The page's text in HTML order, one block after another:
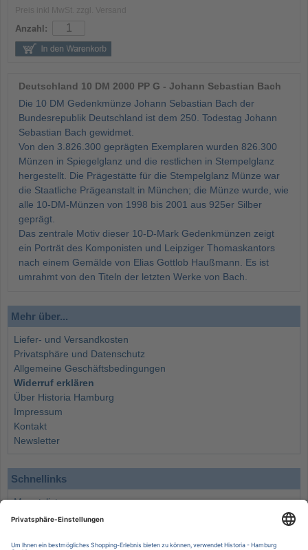
Anzahl:
Deutschland 10 DM 2000 PP G - Johann Sebastian Bach
Die 10 DM Gedenkmünze Johann Sebastian Bach der
Bundesrepublik Deutschland ist dem 250. Todestag Johann
Sebastian Bach gewidmet.
Von den 3.826.300 geprägten Exemplaren wurden 826.300
Münzen in Spiegelglanz und die restlichen in Stempelglanz
hergestellt. Die Prägestätte für die Stempelglanz Münze war
die Staatliche Prägeanstalt in München; die Münze wurde, wie
alle 10-DM-Münzen von 1998 bis 2001 aus 925er Silber
geprägt.
Das zentrale Motiv dieser 10-D-Mark Gedenkmünzen zeigt
ein Porträt des Komponisten und Leipziger Thomaskantors
nach einem Gemälde von Elias Gottlob Haußmann. Es ist
umrahmt von den Titeln der letzten Werke von Bach.
Mehr über...
Liefer- und Versandkosten
Privatsphäre und Datenschutz
Allgemeine Geschäftsbedingungen
Widerruf erklären
Über Historia Hamburg
Impressum
Kontakt
Newsletter
Schnellinks
Monatsliste
Angebote
Wissenswertes